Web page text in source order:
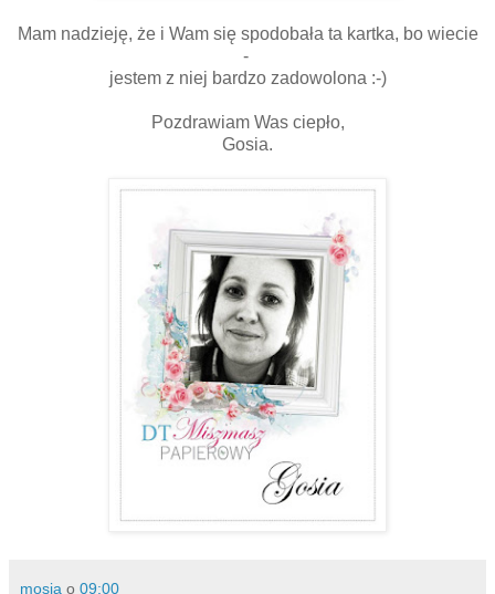
Mam nadzieję, że i Wam się spodobała ta kartka, bo wiecie
-
jestem z niej bardzo zadowolona :-)
Pozdrawiam Was ciepło,
Gosia.
mosia o 09:00